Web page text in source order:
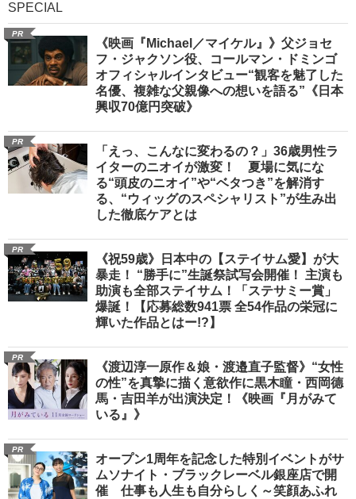
SPECIAL
PR
《映画『Michael／マイケル』》父ジョセ
フ・ジャクソン役、コールマン・ドミンゴ
オフィシャルインタビュー“観客を魅了した
名優、複雑な父親像への想いを語る”《日本
興収70億円突破》
PR
「えっ、こんなに変わるの？」36歳男性ラ
イターのニオイが激変！ 夏場に気にな
る“頭皮のニオイ”や“ベタつき”を解消す
る、“ウィッグのスペシャリスト”が生み出
した徹底ケアとは
PR
《祝59歳》日本中の【ステイサム愛】が大
暴走！ “勝手に”生誕祭試写会開催！ 主演も
助演も全部ステイサム！「ステサミー賞」
爆誕！【応募総数941票 全54作品の栄冠に
輝いた作品とはー!?】
PR
《渡辺淳一原作＆娘・渡邉直子監督》“女性
の性”を真摯に描く意欲作に黒木瞳・西岡德
馬・吉田羊が出演決定！《映画『月がみて
いる』》
PR
オープン1周年を記念した特別イベントがサ
ムソナイト・ブラックレーベル銀座店で開
催 仕事も人生も自分らしく～笑顔あふれ